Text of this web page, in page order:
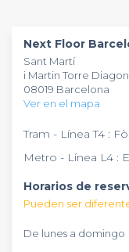
confortable para
Next Floor
Sant Martí
i Martin Torre
08019 Barcelona
Ver en el mapa
Tram - Línea T4 :
Metro - Línea L4 :
Horarios de
Pueden ser
De lunes a domingo